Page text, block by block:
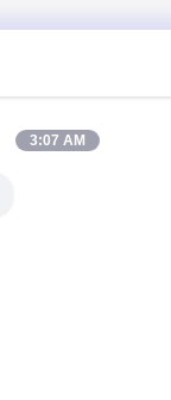
3:07 AM